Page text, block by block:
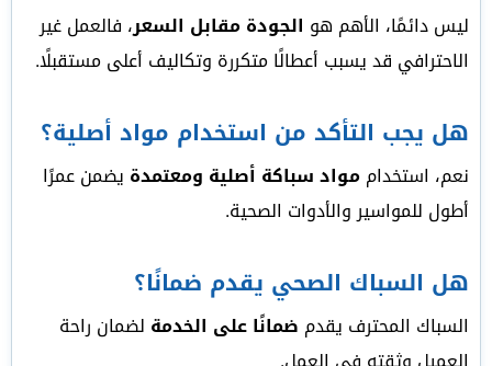
ليس دائمًا، الأهم هو الجودة مقابل السعر، فالعمل غير
الاحترافي قد يسبب أعطالًا متكررة وتكاليف أعلى مستقبلًا.
هل يجب التأكد من استخدام مواد أصلية؟
نعم، استخداممواد سباكة أصلية ومعتمدة يضمن عمرًا
أطول للمواسير والأدوات الصحية.
هل السباك الصحي يقدم ضمانًا؟
السباك المحترف يقدم ضمانًا على الخدمة لضمان راحة